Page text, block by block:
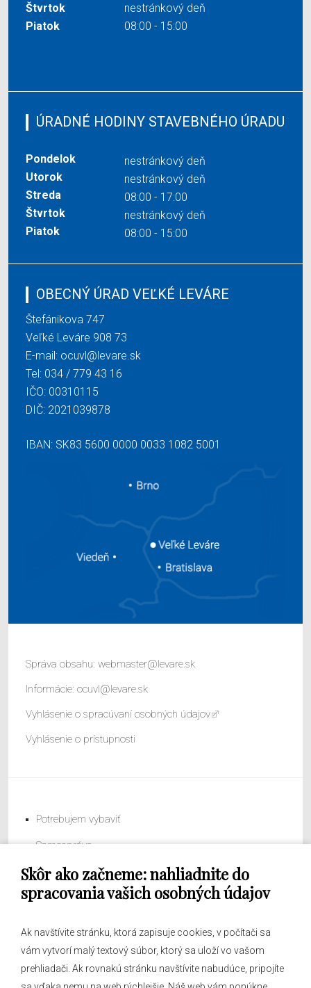
Skôr ako začneme: nahliadnite do
spracovania vašich osobných údajov
Ak navštívite stránku, ktorá zapisuje cookies, v počítači sa
vám vytvorí malý textový súbor, ktorý sa uloží vo vašom
prehliadači. Ak rovnakú stránku navštívite nabudúce, pripojíte
Štvrtok
nestránkový deň
Piatok
08:00 - 15:00
ÚRADNÉ HODINY STAVEBNÉHO ÚRADU
Pondelok
nestránkový deň
Utorok
nestránkový deň
Streda
08:00 - 17:00
Štvrtok
nestránkový deň
Piatok
08:00 - 15:00
OBECNÝ ÚRAD VEĽKÉ LEVÁRE
Štefánikova 747
Veľké Leváre 908 73
E-mail: ocuvl@levare.sk
Tel: 034 / 779 43 16
IČO: 00310115
DIČ: 2021039878
IBAN: SK83 5600 0000 0033 1082 5001
Správa obsahu: webmaster@levare.sk
Informácie: ocuvl@levare.sk
Vyhlásenie o spracúvaní osobných údajov
Vyhlásenie o prístupnosti
Potrebujem vybaviť
Samospráva
Obecný úrad
O obci